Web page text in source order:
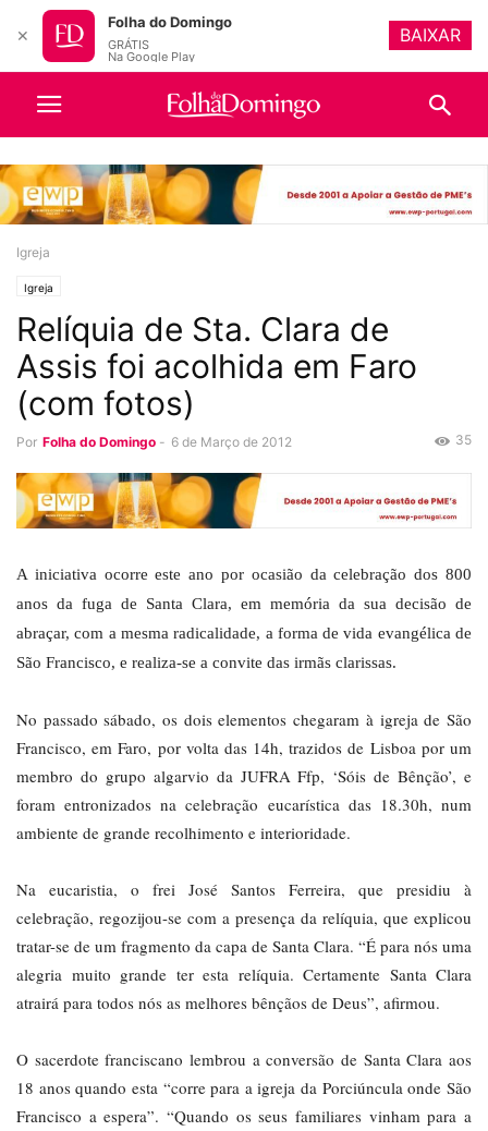
Igreja
Igreja
Relíquia de Sta. Clara de
Assis foi acolhida em Faro
(com fotos)
Por Folha do Domingo - 6 de Março de 2012 35
A iniciativa ocorre este ano por ocasião da celebração dos 800
anos da fuga de Santa Clara, em memória da sua decisão de
abraçar, com a mesma radicalidade, a forma de vida evangélica de
São Francisco, e realiza-se a convite das irmãs clarissas.
No passado sábado, os dois elementos chegaram à igreja de São
Francisco, em Faro, por volta das 14h, trazidos de Lisboa por um
membro do grupo algarvio da JUFRA Ffp, ‘Sóis de Bênção’, e
foram entronizados na celebração eucarística das 18.30h, num
ambiente de grande recolhimento e interioridade.
Na eucaristia, o frei José Santos Ferreira, que presidiu à
celebração, regozijou-se com a presença da relíquia, que explicou
tratar-se de um fragmento da capa de Santa Clara. “É para nós uma
alegria muito grande ter esta relíquia. Certamente Santa Clara
atrairá para todos nós as melhores bênçãos de Deus”, afirmou.
O sacerdote franciscano lembrou a conversão de Santa Clara aos
18 anos quando esta “corre para a igreja da Porciúncula onde São
Francisco a espera”. “Quando os seus familiares vinham para a
✕
Folha do Domingo
GRÁTIS
Na Google Play
BAIXAR